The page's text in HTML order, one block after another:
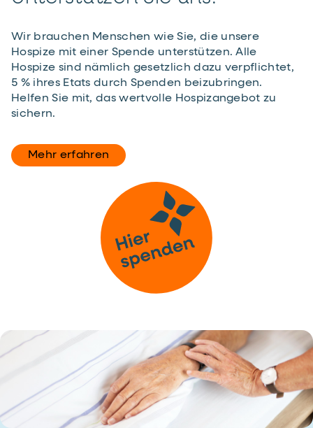
Wir brauchen Menschen wie Sie, die unsere
Hospize mit einer Spende unterstützen. Alle
Hospize sind nämlich gesetzlich dazu verpflichtet,
5 % ihres Etats durch Spenden beizubringen.
Helfen Sie mit, das wertvolle Hospizangebot zu
sichern.
Mehr erfahren